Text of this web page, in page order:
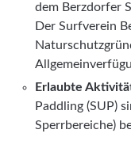
dem Berzdorfer
Der Surfverein
Erlaubte
Paddling (SUP)
Sperrbereiche)